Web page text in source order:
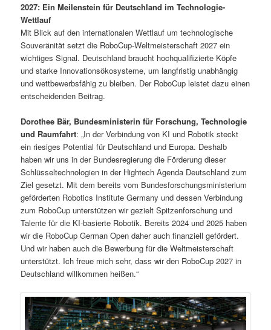
2027: Ein Meilenstein für Deutschland im Technologie-
Wettlauf
Mit Blick auf den internationalen Wettlauf um technologische
Souveränität setzt die RoboCup-Weltmeisterschaft 2027 ein
wichtiges Signal. Deutschland braucht hochqualifizierte Köpfe
und starke Innovationsökosysteme, um langfristig unabhängig
und wettbewerbsfähig zu bleiben. Der RoboCup leistet dazu einen
entscheidenden Beitrag.
Dorothee Bär, Bundesministerin für Forschung, Technologie
und Raumfahrt: „In der Verbindung von KI und Robotik steckt
ein riesiges Potential für Deutschland und Europa. Deshalb
haben wir uns in der Bundesregierung die Förderung dieser
Schlüsseltechnologien in der Hightech Agenda Deutschland zum
Ziel gesetzt. Mit dem bereits vom Bundesforschungsministerium
geförderten Robotics Institute Germany und dessen Verbindung
zum RoboCup unterstützen wir gezielt Spitzenforschung und
Talente für die KI-basierte Robotik. Bereits 2024 und 2025 haben
wir die RoboCup German Open daher auch finanziell gefördert.
Und wir haben auch die Bewerbung für die Weltmeisterschaft
unterstützt. Ich freue mich sehr, dass wir den RoboCup 2027 in
Deutschland willkommen heißen.“